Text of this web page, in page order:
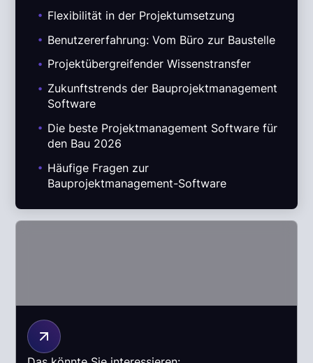
. Flexibilität in der Projektumsetzung
. Benutzererfahrung: Vom Büro zur Baustelle
. Projektübergreifender Wissenstransfer
. Zukunftstrends der Bauprojektmanagement
Software
. Die beste Projektmanagement Software für
den Bau 2026
. Häufige Fragen zur
Bauprojektmanagement-Software